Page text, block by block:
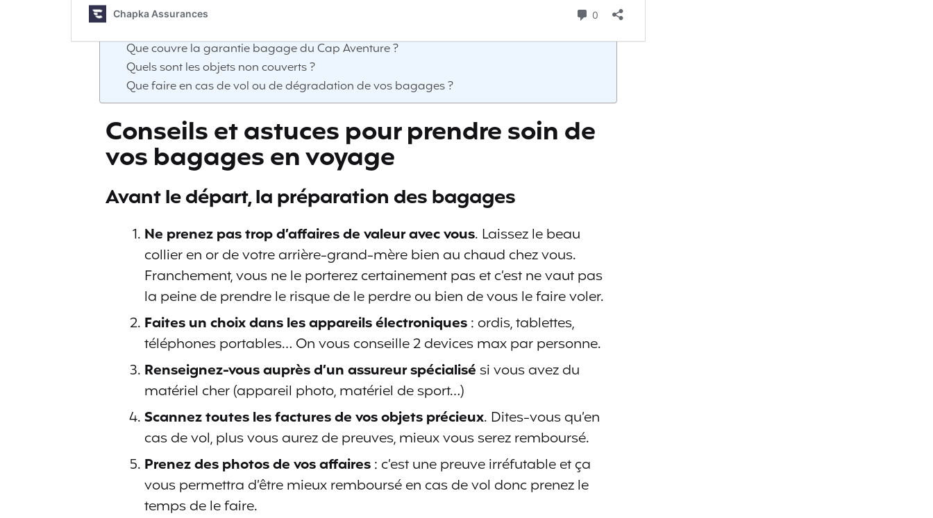
Ce n’est pas couvert par l’assurance bagages
Que couvre la garantie bagage du Cap Aventure ?
Quels sont les objets non couverts ?
Que faire en cas de vol ou de dégradation de vos bagages ?
Conseils et astuces pour prendre soin de
vos bagages en voyage
Avant le départ, la préparation des bagages
Ne prenez pas trop d’affaires de valeur avec vous. Laissez le beau
collier en or de votre arrière-grand-mère bien au chaud chez vous.
Franchement, vous ne le porterez certainement pas et c’est ne vaut pas
la peine de prendre le risque de le perdre ou bien de vous le faire voler.
Faites un choix dans les appareils électroniques: ordis, tablettes,
téléphones portables… On vous conseille 2 devices max par personne.
Renseignez-vous auprès d’un assureur spécialisési vous avez du
matériel cher (appareil photo, matériel de sport…)
Scannez toutes les factures de vos objets précieux. Dites-vous qu’en
cas de vol, plus vous aurez de preuves, mieux vous serez remboursé.
Prenez des photos de vos affaires: c’est une preuve irréfutable et ça
vous permettra d’être mieux remboursé en cas de vol donc prenez le
temps de le faire.